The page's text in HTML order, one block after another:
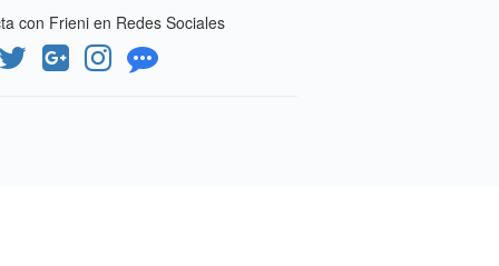
con Frieni en Redes Sociales